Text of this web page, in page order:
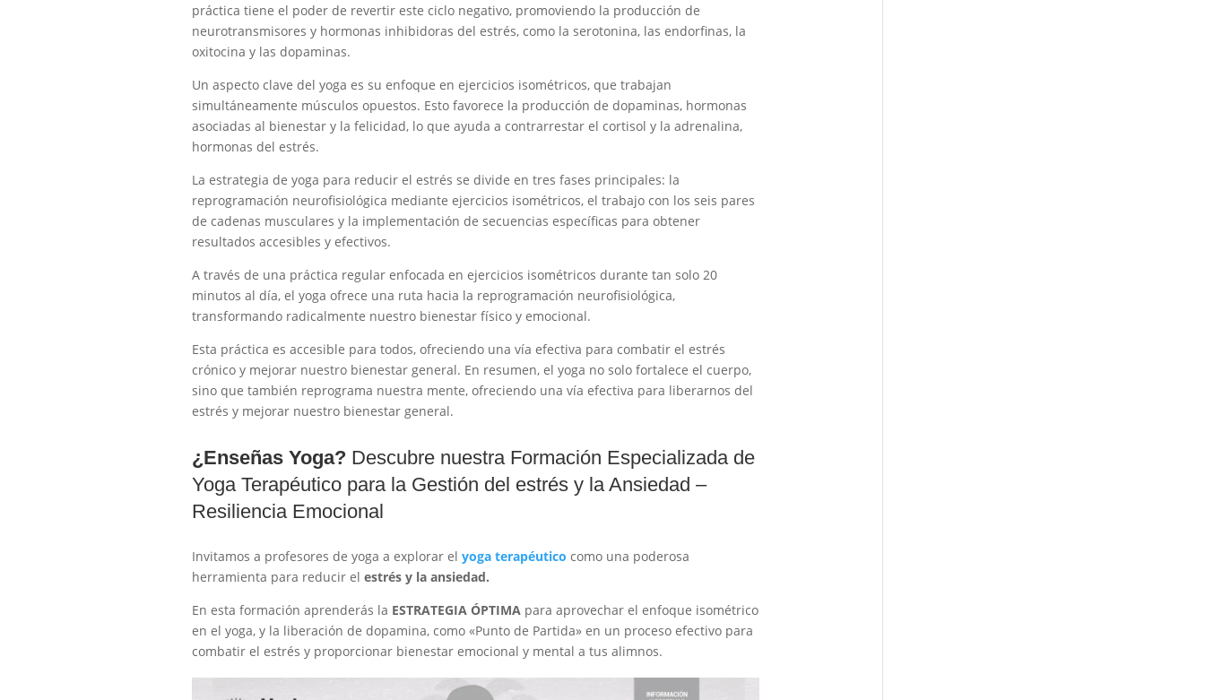
práctica tiene el poder de revertir este ciclo negativo, promoviendo la producción de
neurotransmisores y hormonas inhibidoras del estrés, como la serotonina, las endorfinas, la
oxitocina y las dopaminas.
Un aspecto clave del yoga es su enfoque en ejercicios isométricos, que trabajan
simultáneamente músculos opuestos. Esto favorece la producción de dopaminas, hormonas
asociadas al bienestar y la felicidad, lo que ayuda a contrarrestar el cortisol y la adrenalina,
hormonas del estrés.
La estrategia de yoga para reducir el estrés se divide en tres fases principales: la
reprogramación neurofisiológica mediante ejercicios isométricos, el trabajo con los seis pares
de cadenas musculares y la implementación de secuencias específicas para obtener
resultados accesibles y efectivos.
A través de una práctica regular enfocada en ejercicios isométricos durante tan solo 20
minutos al día, el yoga ofrece una ruta hacia la reprogramación neurofisiológica,
transformando radicalmente nuestro bienestar físico y emocional.
Esta práctica es accesible para todos, ofreciendo una vía efectiva para combatir el estrés
crónico y mejorar nuestro bienestar general. En resumen, el yoga no solo fortalece el cuerpo,
sino que también reprograma nuestra mente, ofreciendo una vía efectiva para liberarnos del
estrés y mejorar nuestro bienestar general.
¿Enseñas Yoga? Descubre nuestra Formación Especializada de
Yoga Terapéutico para la Gestión del estrés y la Ansiedad –
Resiliencia Emocional
Invitamos a profesores de yoga a explorar el yoga terapéutico como una poderosa
herramienta para reducir el estrés y la ansiedad.
En esta formación aprenderás la ESTRATEGIA ÓPTIMApara aprovechar el enfoque isométrico
en el yoga, y la liberación de dopamina, como «Punto de Partida» en un proceso efectivo para
combatir el estrés y proporcionar bienestar emocional y mental a tus alimnos.